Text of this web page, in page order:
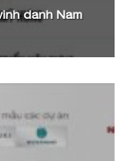
danh Nam